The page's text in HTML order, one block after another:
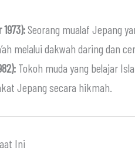
Seorang mualaf Jepang
melalui dakwah daring dan
Tokoh muda yang belajar
Jepang secara hikmah.
Ini